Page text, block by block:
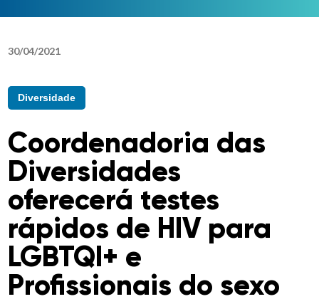
30/04/2021
Diversidade
Coordenadoria das
Diversidades
oferecerá testes
rápidos de HIV para
LGBTQI+ e
Profissionais do sexo